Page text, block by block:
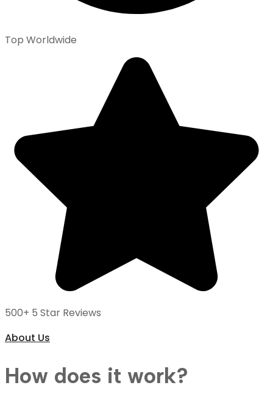
Top Worldwide
500+ 5 Star Reviews
About Us
How does it work?